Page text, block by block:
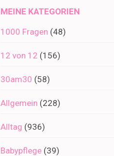
MEINE KATEGORIEN
1000 Fragen (48)
12 von 12 (156)
30am30 (58)
Allgemein (228)
Alltag (936)
Babypflege (39)